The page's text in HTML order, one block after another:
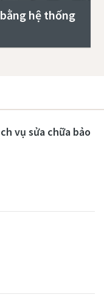
hệ thống
vụ sửa chữa bảo